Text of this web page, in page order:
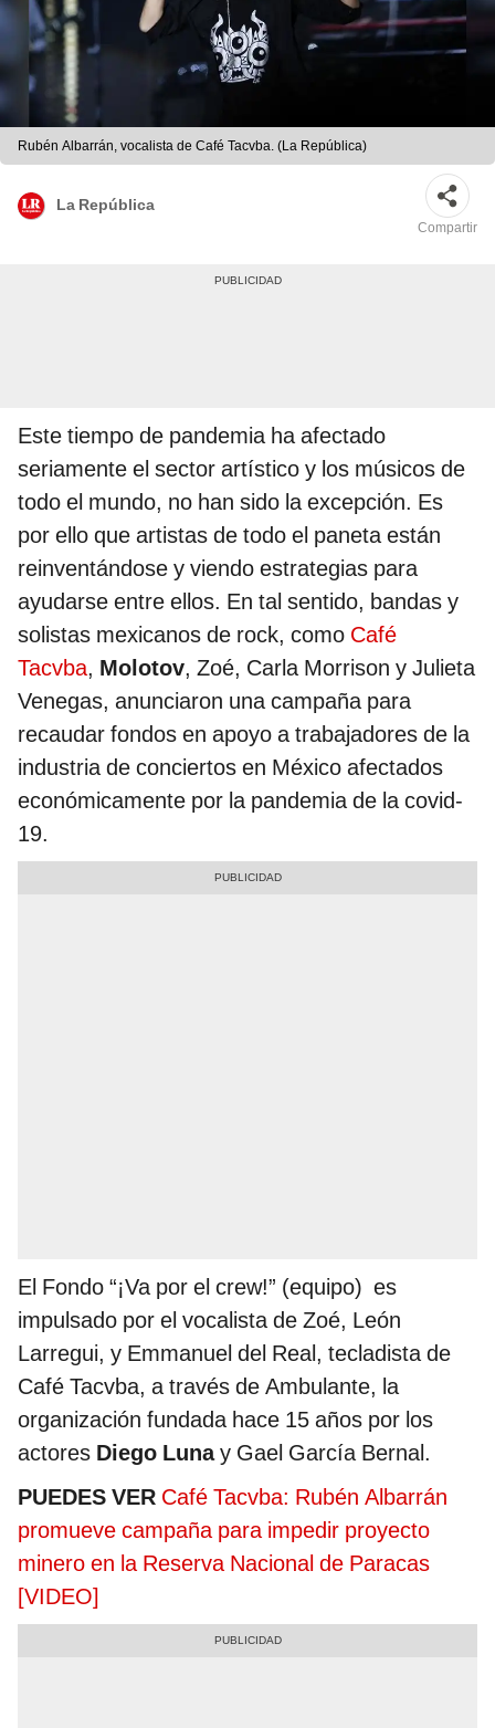
Rubén Albarrán, vocalista de Café Tacvba. (La República)
La República
Compartir
Este tiempo de pandemia ha afectado
seriamente el sector artístico y los músicos de
todo el mundo, no han sido la excepción. Es
por ello que artistas de todo el paneta están
reinventándose y viendo estrategias para
ayudarse entre ellos. En tal sentido, bandas y
solistas mexicanos de rock, como Café
Tacvba, Molotov, Zoé, Carla Morrison y Julieta
Venegas, anunciaron una campaña para
recaudar fondos en apoyo a trabajadores de la
industria de conciertos en México afectados
económicamente por la pandemia de la covid-
19.
El Fondo “¡Va por el crew!” (equipo) es
impulsado por el vocalista de Zoé, León
Larregui, y Emmanuel del Real, tecladista de
Café Tacvba, a través de Ambulante, la
organización fundada hace 15 años por los
actores Diego Lunay Gael García Bernal.
PUEDES VER Café Tacvba: Rubén Albarrán
promueve campaña para impedir proyecto
minero en la Reserva Nacional de Paracas
[VIDEO]